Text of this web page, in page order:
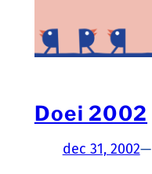
Doei 2002
dec 31, 2002—